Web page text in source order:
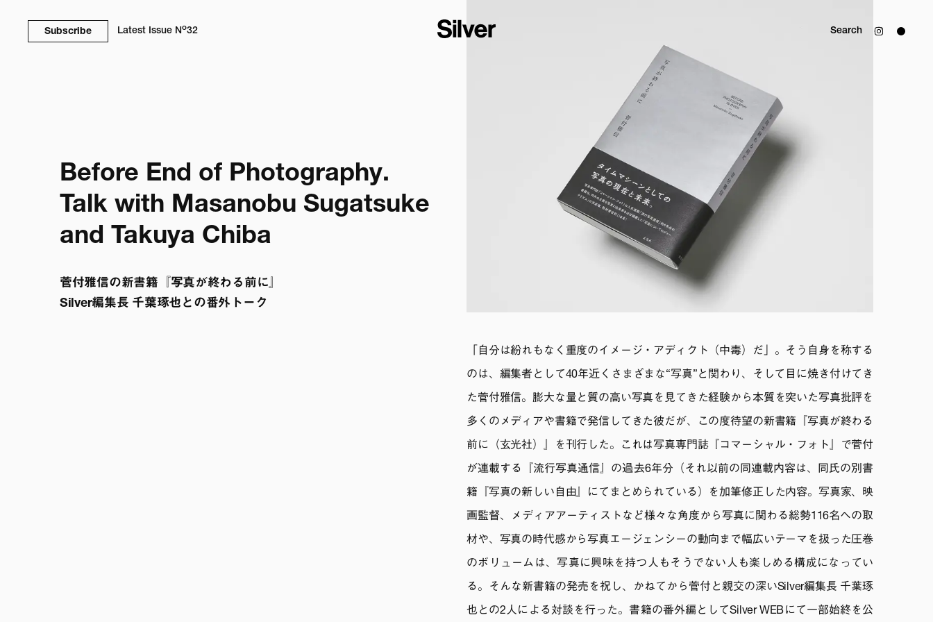
Subscribe Latest Issue No32 Search
Before End of Photography.
Talk with Masanobu Sugatsuke
and Takuya Chiba
菅付雅信の新書籍『写真が終わる前に』
Silver編集長 千葉琢也との番外トーク
「自分は紛れもなく重度のイメージ・アディクト（中毒）だ」。そう自身を称する
のは、編集者として40年近くさまざまな“写真”と関わり、そして目に焼き付けてき
た菅付雅信。膨大な量と質の高い写真を見てきた経験から本質を突いた写真批評を
多くのメディアや書籍で発信してきた彼だが、この度待望の新書籍『写真が終わる
前に（玄光社）』を刊行した。これは写真専門誌『コマーシャル・フォト』で菅付
が連載する『流行写真通信』の過去6年分（それ以前の同連載内容は、同氏の別書
籍『写真の新しい自由』にてまとめられている）を加筆修正した内容。写真家、映
画監督、メディアアーティストなど様々な角度から写真に関わる総勢116名への取
材や、写真の時代感から写真エージェンシーの動向まで幅広いテーマを扱った圧巻
のボリュームは、写真に興味を持つ人もそうでない人も楽しめる構成になってい
る。そんな新書籍の発売を祝し、かねてから菅付と親交の深いSilver編集長 千葉琢
也との2人による対談を行った。書籍の番外編としてSilver WEBにて一部始終を公